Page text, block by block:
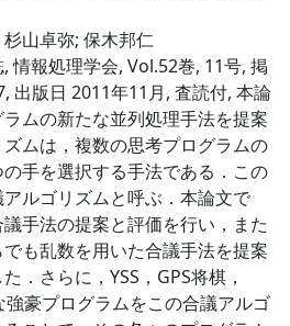
山卓弥; 保木邦仁
情報処理学会, Vol.52巻, 11号, 掲
出版日 2011年11月, 査読付, 本論
ムの新たな並列処理手法を提案
ムは，複数の思考プログラムの
手を選択する手法である．この
ルゴリズムと呼ぶ．本論文で
手法の提案と評価を行い，また
も乱数を用いた合議手法を提案
．さらに，YSS，GPS将棋，
豪プログラムをこの合議アルゴ